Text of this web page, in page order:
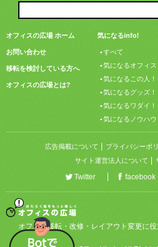
オフィスの広場 ホーム
お問い合わせ
移転を検討している方へ
オフィスの広場とは?
気になるinfo!
すべて
気になるオフィス
気になるこの人！
気になるグッズ！
気になるワダイ！
気になるノウハウ
広告掲載について プライバシーポ
サイト運営法人について
Twitter facebook
オフィス移転・改修・レイアウト変更に
場」